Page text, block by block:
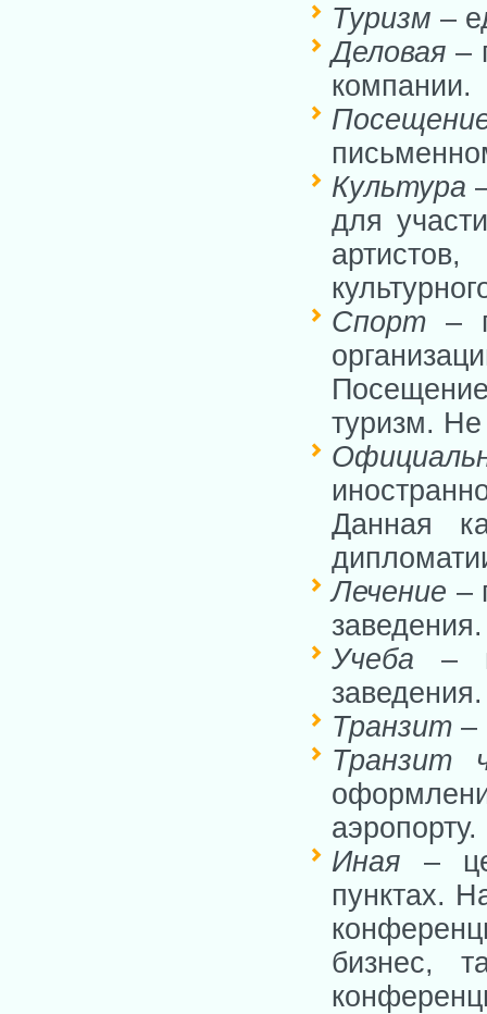
Туризм –
Деловая –
компании.
Культура
для
Спорт –
туризм. Не
Данная
Лечение –
заведения.
Учеба –
заведения.
Транзит –
Транзит
аэропорту.
Иная –
пунктах.
бизнес,